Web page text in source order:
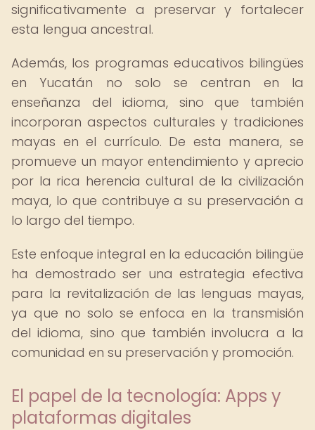
significativamente a preservar y fortalecer
esta lengua ancestral.
Además, los programas educativos bilingües
en Yucatán no solo se centran en la
enseñanza del idioma, sino que también
incorporan aspectos culturales y tradiciones
mayas en el currículo. De esta manera, se
promueve un mayor entendimiento y aprecio
por la rica herencia cultural de la civilización
maya, lo que contribuye a su preservación a
lo largo del tiempo.
Este enfoque integral en la educación bilingüe
ha demostrado ser una estrategia efectiva
para la revitalización de las lenguas mayas,
ya que no solo se enfoca en la transmisión
del idioma, sino que también involucra a la
comunidad en su preservación y promoción.
El papel de la tecnología: Apps y
plataformas digitales